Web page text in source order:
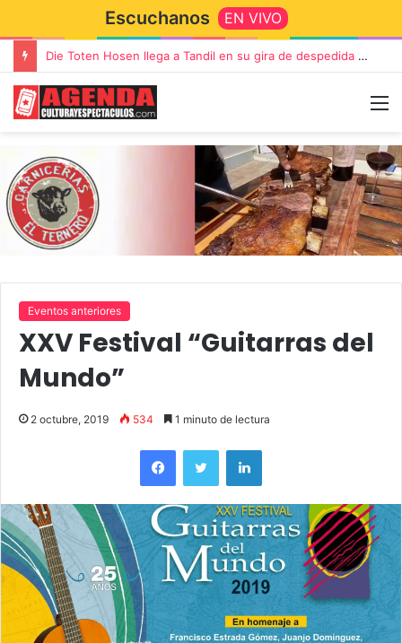
Escuchanos EN VIVO
“TIRRIA” llega a Tandil con un elenco de lujo encabezado por Capusotto, Spregelburd y Stefani
Eventos anteriores
XXV Festival “Guitarras del
Mundo”
2 octubre, 2019 534 1 minuto de lectura